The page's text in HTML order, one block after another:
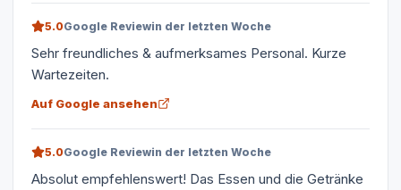
5.0Google Reviewin der letzten Woche
Sehr freundliches & aufmerksames Personal. Kurze
Wartezeiten.
Auf Google ansehen
5.0Google Reviewin der letzten Woche
Absolut empfehlenswert! Das Essen und die Getränke